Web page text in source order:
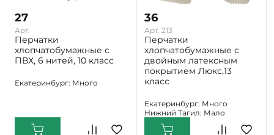
27
Арт.
Перчатки
хлопчатобумажные с
ПВХ, 6 нитей, 10 класс
Екатеринбург: Много
36
Арт. 213
Перчатки
хлопчатобумажные с
двойным латексным
покрытием Люкс,13
класс
Екатеринбург: Много
Нижний Тагил: Мало